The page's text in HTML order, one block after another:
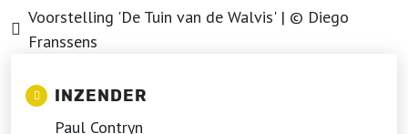
Voorstelling 'De Tuin van de Walvis' | © Diego
Franssens
INZENDER
Paul Contryn